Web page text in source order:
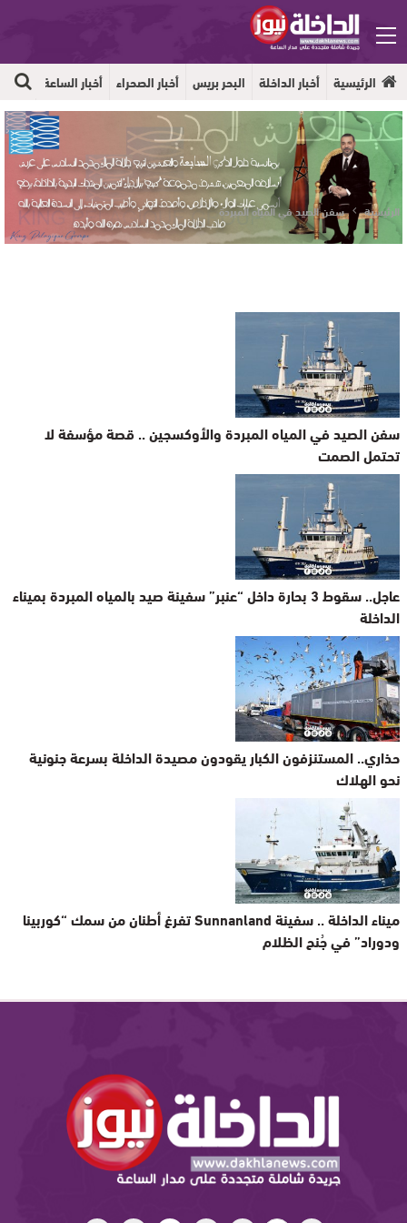
الرئيسية أخبار الداخلة البحر بريس أخبار الصحراء أخبار الساعة
الرئيسية سفن الصيد في المياه المبردة
سفن الصيد في المياه المبردة والأوكسجين .. قصة مؤسفة لا
تحتمل الصمت
عاجل.. سقوط 3 بحارة داخل “عنبر” سفينة صيد بالمياه المبردة بميناء
الداخلة
حذاري.. المستنزفون الكبار يقودون مصيدة الداخلة بسرعة جنونية
نحو الهلاك
ميناء الداخلة .. سفينة Sunnanland تفرغ أطنان من سمك “كوربينا
ودوراد” في جُنح الظلام